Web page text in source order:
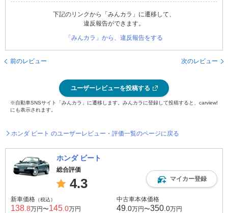
下記のリンクから「みんカラ」に遷移して、
違反報告ができます。
「みんカラ」から、違反報告をする
前のレビュー 次のレビュー
ユーザーレビューを投稿する
※自動車SNSサイト「みんカラ」に遷移します。みんカラに登録して投稿すると、carview!
にも表示されます。
ホンダ ビート のユーザーレビュー・評価一覧のページに戻る
ホンダ ビート
総合評価
4.3 マイカー登録
新車価格 （税込）
138 .8万円〜145 .0万円
中古車本体価格
49 .0万円〜350 .0万円